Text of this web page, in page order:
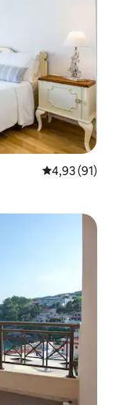
Średnia
4,93 (91)